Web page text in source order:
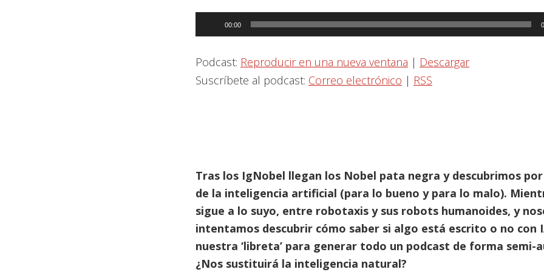
Reproductor
de
audio
00:00
Podcast: Reproducir en una nueva ventana | Descargar
Suscríbete al podcast: Correo electrónico | RSS
Tras los IgNobel llegan los Nobel pata negra y descubrimos
de la inteligencia artificial (para lo bueno y para lo malo).
sigue a lo suyo, entre robotaxis y sus robots humanoides, y
intentamos descubrir cómo saber si algo está escrito o no con
nuestra ‘libreta’ para generar todo un podcast de forma semi-
¿Nos sustituirá la inteligencia natural?